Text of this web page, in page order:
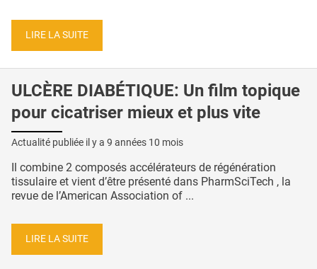
LIRE LA SUITE
ULCÈRE DIABÉTIQUE: Un film topique
pour cicatriser mieux et plus vite
Actualité publiée il y a 9 années 10 mois
Il combine 2 composés accélérateurs de régénération
tissulaire et vient d’être présenté dans PharmSciTech , la
revue de l’American Association of ...
LIRE LA SUITE